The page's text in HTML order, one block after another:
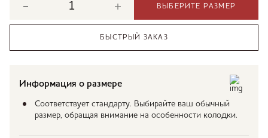
ВЫБЕРИТЕ РАЗМЕР
БЫСТРЫЙ ЗАКАЗ
Информация о размере
Соответствует стандарту. Выбирайте ваш обычный
размер, обращая внимание на особенности колодки.